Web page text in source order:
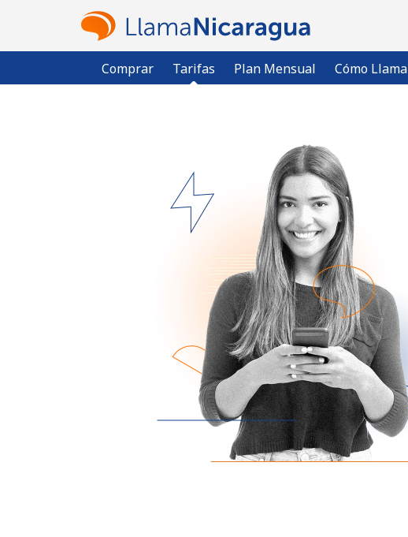
Comprar Tarifas Plan Mensual Cómo